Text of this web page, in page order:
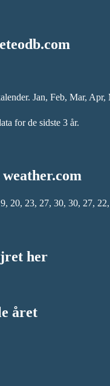
Jan, Feb, Mar,
for de sidste 3 år.
23, 27, 30, 30, 27, 22,
her
året